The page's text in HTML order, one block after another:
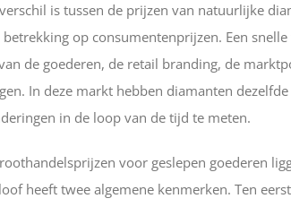
is tussen de prijzen van natuurlijke
op consumentenprijzen. Een
de goederen, de retail branding, de
In deze markt hebben diamanten
in de loop van de tijd te meten.
voor geslepen goederen
heeft twee algemene kenmerken. Ten